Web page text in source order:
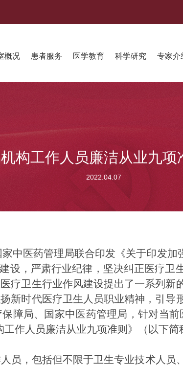
概况 患者服务 医学教育 科学研究 专家介
机构工作人员廉洁从业九
2022.04.07
中医药管理局联合印发《关于印发
设，严肃行业纪律，坚决纠正医疗
疗卫生行业作风建设提出了一系列
新时代医疗卫生人员职业精神，引
障局、国家中医药管理局，针对当
作人员廉洁从业九项准则》（以下简
员，包括但不限于卫生专业技术人